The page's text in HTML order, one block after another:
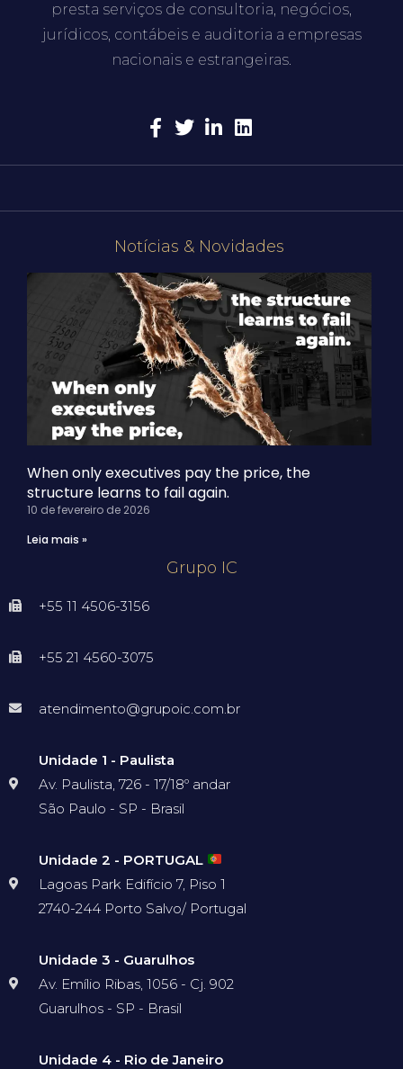
presta serviços de consultoria, negócios,
jurídicos, contábeis e auditoria a empresas
nacionais e estrangeiras.
Grupo IC
+55 11 4506-3156
+55 21 4560-3075
atendimento@grupoic.com.br
Unidade 1 - Paulista
Av. Paulista, 726 - 17/18º andar
São Paulo - SP - Brasil
Unidade 2 - PORTUGAL
Lagoas Park Edifício 7, Piso 1
2740-244 Porto Salvo/ Portugal
Unidade 3 - Guarulhos
Av. Emílio Ribas, 1056 - Cj. 902
Guarulhos - SP - Brasil
Unidade 4 - Rio de Janeiro
Notícias & Novidades
When only executives pay the price, the
structure learns to fail again.
10 de fevereiro de 2026
Leia mais »